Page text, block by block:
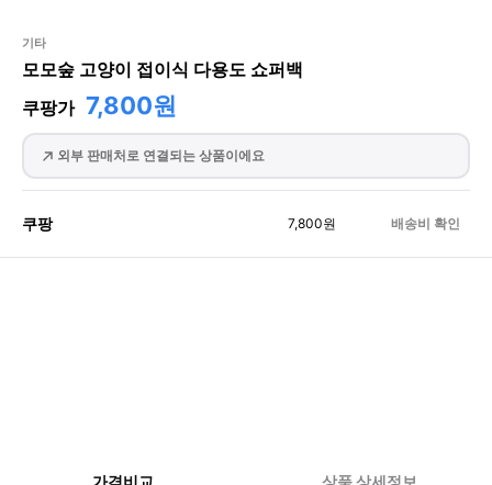
기타
모모숲 고양이 접이식 다용도 쇼퍼백
쿠팡가 7,800원
외부 판매처로 연결되는 상품이에요
쿠팡 7,800원 배송비 확인
가격비교 상품 상세정보